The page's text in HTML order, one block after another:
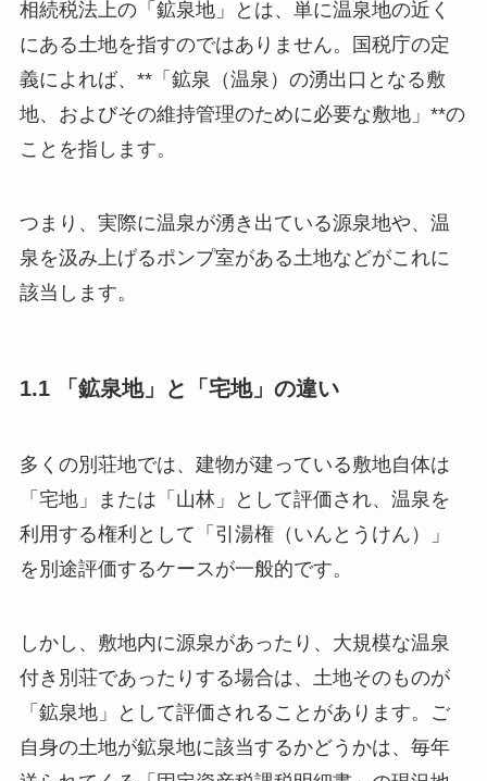
相続税法上の「鉱泉地」とは、単に温泉地の近く
にある土地を指すのではありません。国税庁の定
義によれば、**「鉱泉（温泉）の湧出口となる敷
地、およびその維持管理のために必要な敷地」**の
ことを指します。
つまり、実際に温泉が湧き出ている源泉地や、温
泉を汲み上げるポンプ室がある土地などがこれに
該当します。
1.1 「鉱泉地」と「宅地」の違い
多くの別荘地では、建物が建っている敷地自体は
「宅地」または「山林」として評価され、温泉を
利用する権利として「引湯権（いんとうけん）」
を別途評価するケースが一般的です。
しかし、敷地内に源泉があったり、大規模な温泉
付き別荘であったりする場合は、土地そのものが
「鉱泉地」として評価されることがあります。ご
自身の土地が鉱泉地に該当するかどうかは、毎年